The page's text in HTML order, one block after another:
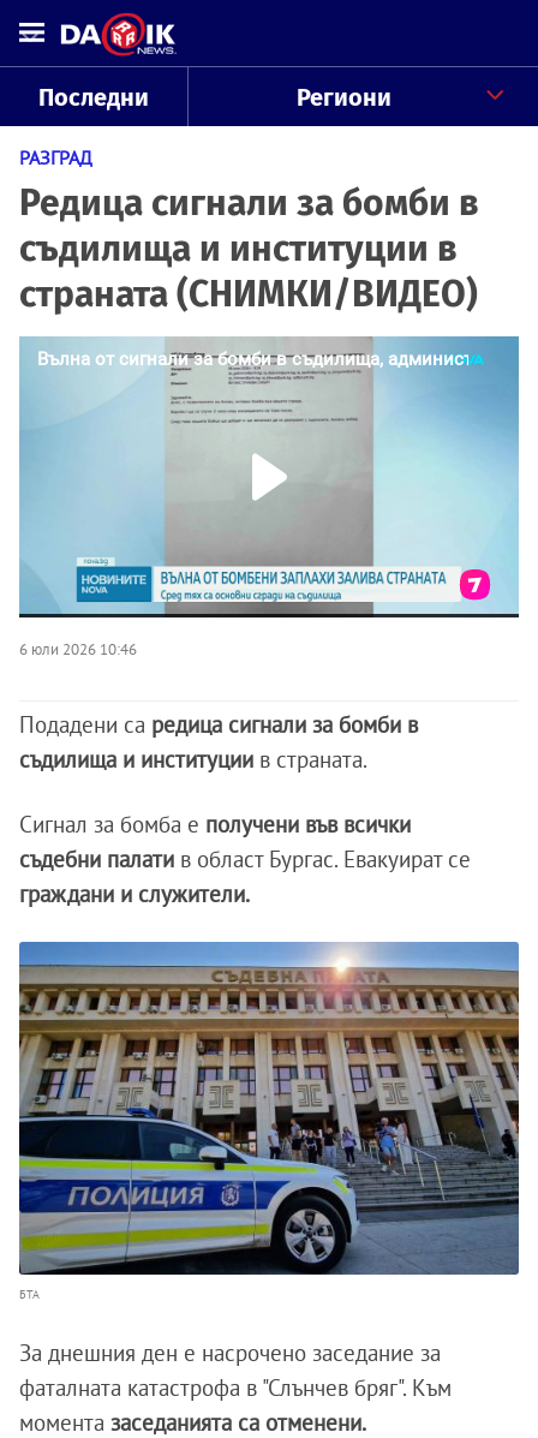
Последни Региони
РАЗГРАД
Редица сигнали за бомби в
съдилища и институции в
страната (СНИМКИ/ВИДЕО)
6 юли 2026 10:46
Подадени са редица сигнали за бомби в
съдилища и институции в страната.
Сигнал за бомба е получени във всички
съдебни палати в област Бургас. Евакуират се
граждани и служители.
БТА
За днешния ден е насрочено заседание за
фаталната катастрофа в "Слънчев бряг". Към
момента заседанията са отменени.